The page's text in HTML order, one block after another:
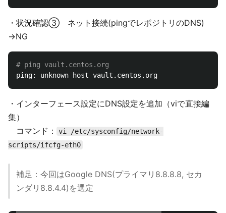
・状況確認③ ネット接続(pingでレポジトリのDNS)
→NG
# ping vault.centos.org
・インターフェース設定にDNS設定を追加（viで直接編
集）
コマンド：
vi /etc/sysconfig/network-
scripts/ifcfg-eth0
補足：今回はGoogle DNS(プライマリ8.8.8.8, セカ
ンダリ8.8.4.4)を選定